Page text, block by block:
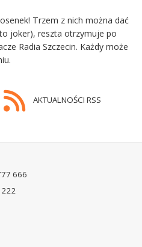
Trzem z nich można dać
joker), reszta otrzymuje po
Radia Szczecin. Każdy może
AKTUALNOŚCI RSS
666